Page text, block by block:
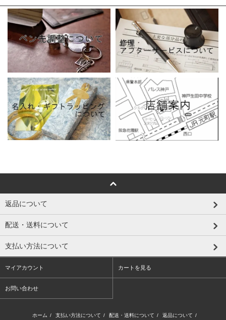
返品について
配送・送料について
支払い方法について
マイアカウント カートを見る
お問い合わせ
ホーム / 支払い方法について / 配送・送料について / 返品について /